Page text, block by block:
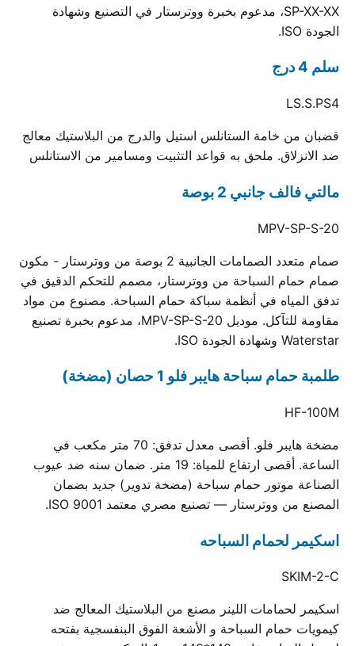
SP-XX-XX، مدعوم بخبرة ووترستار في التصنيع وشهادة
الجودة ISO.
سلم 4 درج
LS.S.PS4
قضبان من خامة الستانلس استيل والدرج من البلاستيك معالج
ضد الانزلاق. ملحق به قواعد التثبيت ومسامير من الاستانلس
مالتي فالف جانبي 2 بوصة
MPV-SP-S-20
صمام متعدد الصمامات الجانبية 2 بوصة من ووترستار - مكون
صمام حمام السباحة من ووترستار، مصمم للتحكم الدقيق في
تدفق المياه في أنظمة سباكة حمام السباحة. مصنوع من مواد
مقاومة للتآكل. موديل MPV-SP-S-20، مدعوم بخبرة تصنيع
Waterstar وشهادة الجودة ISO.
طلمبة حمام سباحة هايبر فلو 1 حصان (مضخة)
HF-100M
مضخة هايبر فلو. أقصى معدل تدفق: 70 متر مكعب في
الساعة. أقصى ارتفاع للمياة: 19 متر. ضمان سنه ضد عيوب
الصناعة موتور حمام سباحة (مضخة تدوير) جديد بضمان
المصنع من ووترستار — تصنيع مصري معتمد ISO 9001.
اسكيمر لحمام السباحه
SKIM-2-C
اسكيمر لحمامات اللينر مصنع من البلاستيك المعالج ضد
كيمويات حمام السباحة و الأشعة الفوق البنفسجية بفتحه